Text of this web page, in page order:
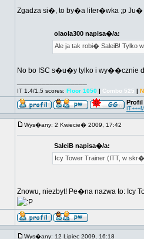
Zgadza si�, to by�a liter�wka ;p Ju�
olaola300 napisa�/a:
Ale ja tak robi� SaleiB! Tylko
No bo ISC s�u�y tylko i wy��cznie
IT 1.4/1.5 scores: Floor 1050 | Combo 525 |
Profil
Wys�any: 2 Kwiecie� 2009, 17:42
SaleiB napisa�/a:
Icy Tower Trainer (ITT, w
Znowu, niezbyt! Pe�na nazwa to: Icy
Wys�any: 12 Lipiec 2009, 16:18